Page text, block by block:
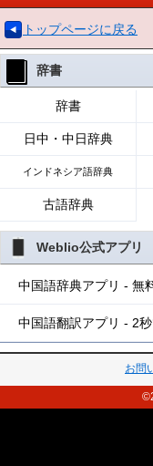
トップページに戻る
辞書
辞書
日中・中日辞典
インドネシア語辞典
古語辞典
Weblio公式アプリ
中国語辞典アプリ - 無
中国語翻訳アプリ - 2
お問